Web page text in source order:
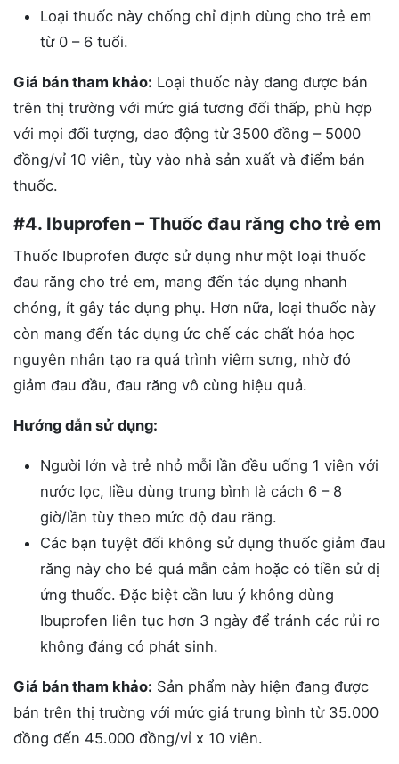
Loại thuốc này chống chỉ định dùng cho trẻ em
từ 0 – 6 tuổi.
Giá bán tham khảo: Loại thuốc này đang được bán
trên thị trường với mức giá tương đối thấp, phù hợp
với mọi đối tượng, dao động từ 3500 đồng – 5000
đồng/vỉ 10 viên, tùy vào nhà sản xuất và điểm bán
thuốc.
#4. Ibuprofen – Thuốc đau răng cho trẻ em
Thuốc Ibuprofen được sử dụng như một loại thuốc
đau răng cho trẻ em, mang đến tác dụng nhanh
chóng, ít gây tác dụng phụ. Hơn nữa, loại thuốc này
còn mang đến tác dụng ức chế các chất hóa học
nguyên nhân tạo ra quá trình viêm sưng, nhờ đó
giảm đau đầu, đau răng vô cùng hiệu quả.
Hướng dẫn sử dụng:
Người lớn và trẻ nhỏ mỗi lần đều uống 1 viên với
nước lọc, liều dùng trung bình là cách 6 – 8
giờ/lần tùy theo mức độ đau răng.
Các bạn tuyệt đối không sử dụng thuốc giảm đau
răng này cho bé quá mẫn cảm hoặc có tiền sử dị
ứng thuốc. Đặc biệt cần lưu ý không dùng
Ibuprofen liên tục hơn 3 ngày để tránh các rủi ro
không đáng có phát sinh.
Giá bán tham khảo: Sản phẩm này hiện đang được
bán trên thị trường với mức giá trung bình từ 35.000
đồng đến 45.000 đồng/vỉ x 10 viên.